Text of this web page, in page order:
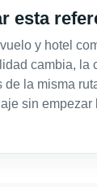
esta
y hotel
cambia, la
de la misma
sin